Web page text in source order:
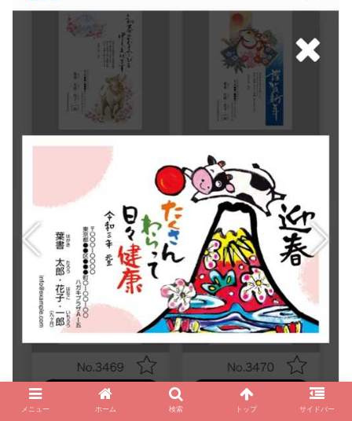
メニュー ホーム 検索 トップ サイドバー